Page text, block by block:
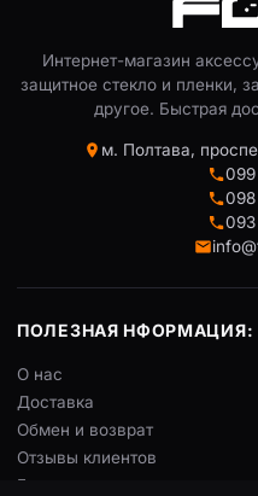
Интернет-магазин
защитное стекло и пленки,
другое. Быстрая
м. Полтава,
099
098
093
ПОЛЕЗНАЯ НФОРМАЦИЯ:
О нас
Доставка
Обмен и возврат
Отзывы клиентов
Блог